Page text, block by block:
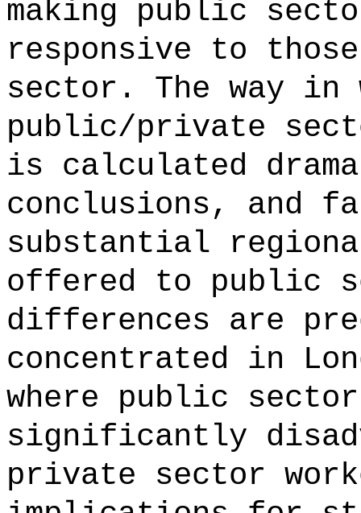
making public
responsive to
sector. The way in
public/private
is calculated
conclusions, and
substantial
offered to public
differences are
concentrated in
where public
significantly
private sector